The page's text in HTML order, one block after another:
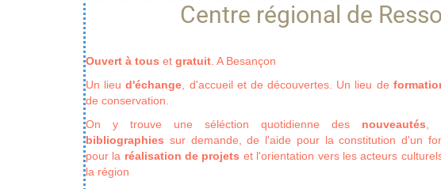
Centre régional de
Ouvert à tous et gratuit . A Besançon
Un lieud'échange , d'accueil et de découvertes. Un lieu de
de conservation.
On y trouve une séléction quotidienne des nouveautés ,
bibliographies sur demande, de l'aide pour la constitution d'un
pour la réalisation de projets et l'orientation vers les acteurs
la région